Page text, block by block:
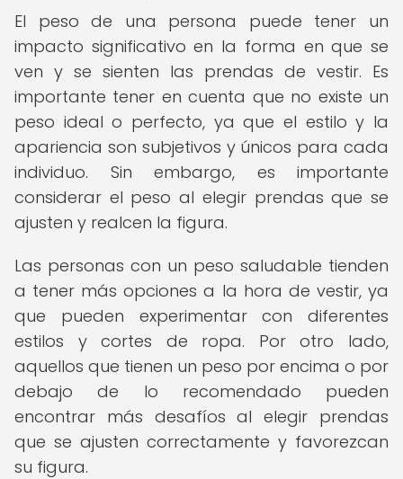
El peso de una persona puede tener un
impacto significativo en la forma en que se
ven y se sienten las prendas de vestir. Es
importante tener en cuenta que no existe un
peso ideal o perfecto, ya que el estilo y la
apariencia son subjetivos y únicos para cada
individuo. Sin embargo, es importante
considerar el peso al elegir prendas que se
ajusten y realcen la figura.
Las personas con un peso saludable tienden
a tener más opciones a la hora de vestir, ya
que pueden experimentar con diferentes
estilos y cortes de ropa. Por otro lado,
aquellos que tienen un peso por encima o por
debajo de lo recomendado pueden
encontrar más desafíos al elegir prendas
que se ajusten correctamente y favorezcan
su figura.